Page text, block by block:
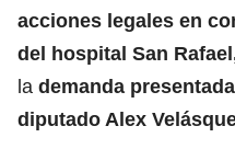
acciones legales en
del hospital San
la demanda
diputado Alex